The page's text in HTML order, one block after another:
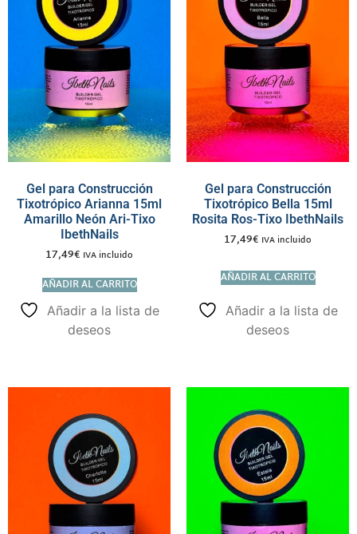
Gel para Construcción
Tixotrópico Arianna 15ml
Amarillo Neón Ari-Tixo
IbethNails
17,49€ IVA incluido
AÑADIR AL CARRITO
Añadir a la lista de
deseos
Gel para Construcción
Tixotrópico Bella 15ml
Rosita Ros-Tixo IbethNails
17,49€ IVA incluido
AÑADIR AL CARRITO
Añadir a la lista de
deseos